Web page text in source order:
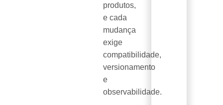
produtos,
e cada
mudança
exige
compatibilidade,
versionamento
e
observabilidade.